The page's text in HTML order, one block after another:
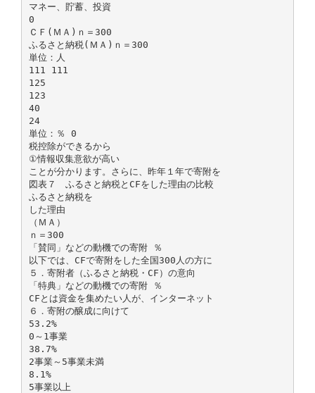
マネー、貯蓄、投資
0
ＣＦ(ＭＡ)ｎ＝300
ふるさと納税(ＭＡ)ｎ＝300
単位：人
111 111
125
123
40
24
単位：％ 0
税控除ができるから
①情報収集意欲が高い
ことが分かります。さらに、昨年１年で寄附を
図表７ ふるさと納税とCFをした理由の比較
ふるさと納税を
した理由
（ＭＡ）
ｎ＝300
「賛同」などの動機での寄附 ％
以下では、CFで寄附をした全国300人の方に
５．寄附者（ふるさと納税・CF）の意向
「特典」などの動機での寄附 ％
CFとは資金を集めたい人が、インターネット
６．寄附の醸成に向けて
53.2%
0～1事業
38.7%
2事業～5事業未満
8.1%
5事業以上